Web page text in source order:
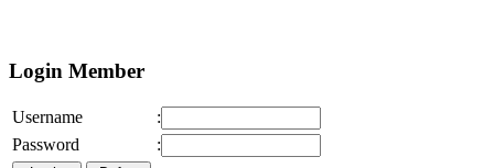
Login Member
Username
:
Password
: